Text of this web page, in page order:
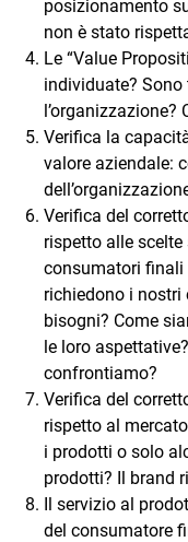
posizionamento
non è stato
Le “Value
individuate?
l’organizzazione?
Verifica la
valore aziendale:
Verifica del
rispetto alle
consumatori finali
richiedono i nostri
bisogni? Come
le loro
confrontiamo?
Verifica del
rispetto al
i prodotti o solo
prodotti? Il brand
Il servizio al
del consumatore